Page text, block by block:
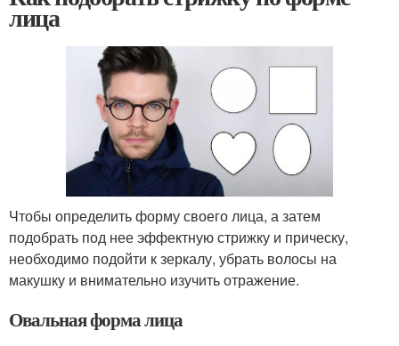
лица
Чтобы определить форму своего лица, а затем
подобрать под нее эффектную стрижку и прическу,
необходимо подойти к зеркалу, убрать волосы на
макушку и внимательно изучить отражение.
Овальная форма лица